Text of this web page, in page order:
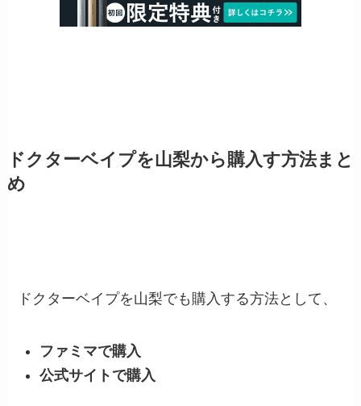
ドクターベイプを山梨から購入す方法まと
め
ドクターベイプを山梨でも購入する方法として、
ファミマで購入
公式サイトで購入